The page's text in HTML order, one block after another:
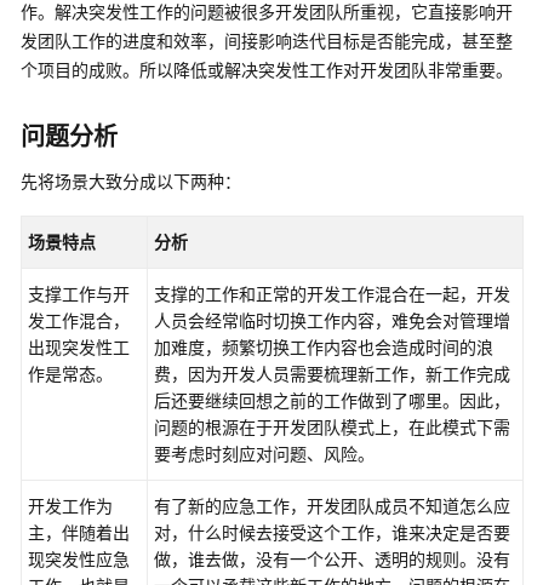
绍
计
说
明
速
门
用
户
佳
实
践
作。解决突发性工作的问题被很多开发团队所重视，它直接影响开
发团队工作的进度和效率，间接影响迭代目标是否能完成，甚至整
个项目的成败。所以降低或解决突发性工作对开发团队非常重要。
问题分析
先将场景大致分成以下两种：
场景特点 分析
支撑工作与开
发工作混合，
出现突发性工
作是常态。
支撑的工作和正常的开发工作混合在一起，开发
人员会经常临时切换工作内容，难免会对管理增
加难度，频繁切换工作内容也会造成时间的浪
费，因为开发人员需要梳理新工作，新工作完成
后还要继续回想之前的工作做到了哪里。因此，
问题的根源在于开发团队模式上，在此模式下需
要考虑时刻应对问题、风险。
开发工作为
主，伴随着出
现突发性应急
有了新的应急工作，开发团队成员不知道怎么应
对，什么时候去接受这个工作，谁来决定是否要
做，谁去做，没有一个公开、透明的规则。没有